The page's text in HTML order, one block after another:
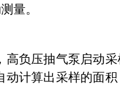
量。
高负压抽气泵启动采
动计算出采样的面积